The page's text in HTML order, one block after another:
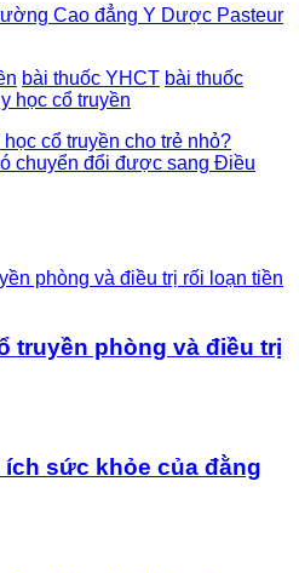
Cao đẳng Y Dược Pasteur
bài thuốc YHCT bài thuốc
học cổ truyền
cổ truyền cho trẻ nhỏ?
chuyển đổi được sang Điều
truyền phòng và điều trị
sức khỏe của đằng